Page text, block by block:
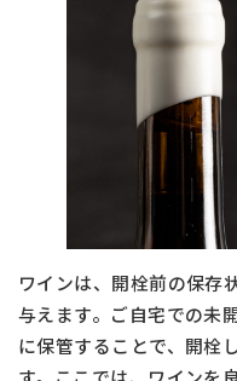
ワインは、開栓前の保存
与えます。ご自宅での未
に保管することで、開栓